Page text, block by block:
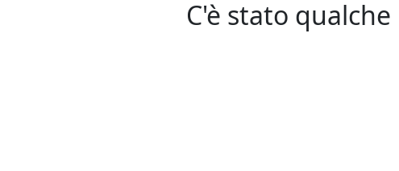
C'è stato